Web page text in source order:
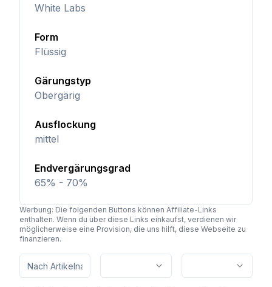
White Labs
Form
Flüssig
Gärungstyp
Obergärig
Ausflockung
mittel
Endvergärungsgrad
65% - 70%
Werbung: Die folgenden Buttons können Affiliate-Links
enthalten. Wenn du über diese Links einkaufst, verdienen wir
möglicherweise eine Provision, die uns hilft, diese Webseite zu
finanzieren.